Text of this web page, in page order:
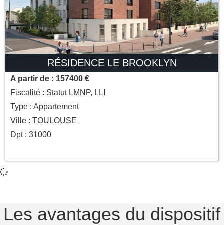
RÉSIDENCE LE BROOKLYN
A partir de : 157400 €
Fiscalité : Statut LMNP, LLI
Type : Appartement
Ville : TOULOUSE
Dpt : 31000
Les avantages du dispositif